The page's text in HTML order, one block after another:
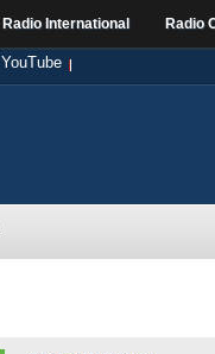
Radio International Radio
YouTube